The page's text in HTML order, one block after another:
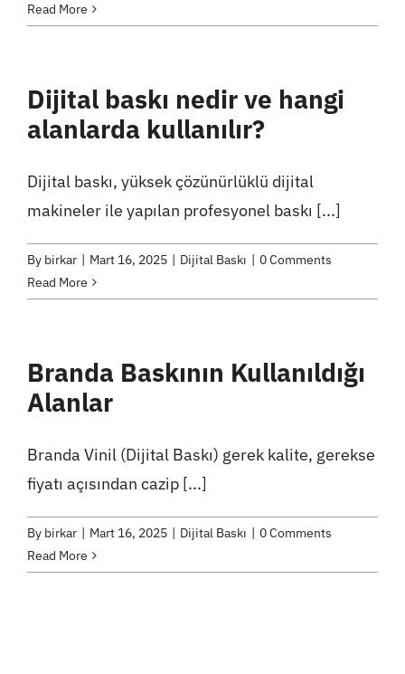
Read More
Dijital baskı nedir ve hangi
alanlarda kullanılır?
Dijital baskı, yüksek çözünürlüklü dijital
makineler ile yapılan profesyonel baskı [...]
By birkar Mart 16, 2025 Dijital Baskı
0 Comments
Read More
Branda Baskının Kullanıldığı
Alanlar
Branda Vinil (Dijital Baskı) gerek kalite, gerekse
fiyatı açısından cazip [...]
By birkar Mart 16, 2025 Dijital Baskı
0 Comments
Read More